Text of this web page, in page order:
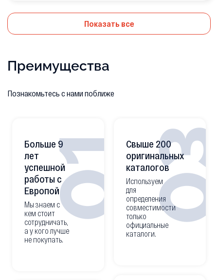
Показать все
Преимущества
Познакомьтесь с нами поближе
01
Больше 9
лет
успешной
работы с
Европой
Мы знаем с
кем стоит
сотрудничать,
а у кого лучше
не покупать.
Свыше 200
оригинальных
каталогов
Используем
для
определения
совместимости
только
официальные
каталоги.